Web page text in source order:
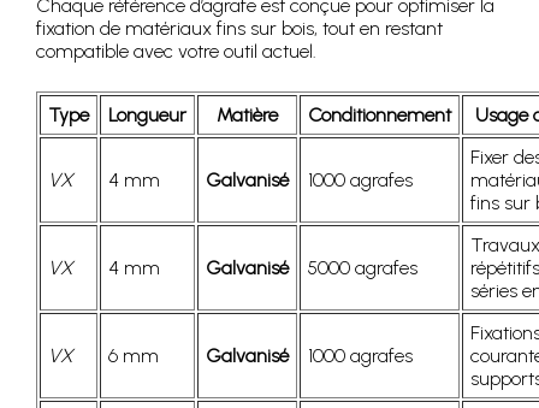
Chaque référence d’agrafe est conçue pour optimiser la
fixation de matériaux fins sur bois, tout en restant
compatible avec votre outil actuel.
Type Longueur Matière Conditionnement Usage
VX 4 mm Galvanisé 1000 agrafes
Fixer
fins sur
VX 4 mm Galvanisé 5000 agrafes
Travaux
séries
VX 6 mm Galvanisé 1000 agrafes